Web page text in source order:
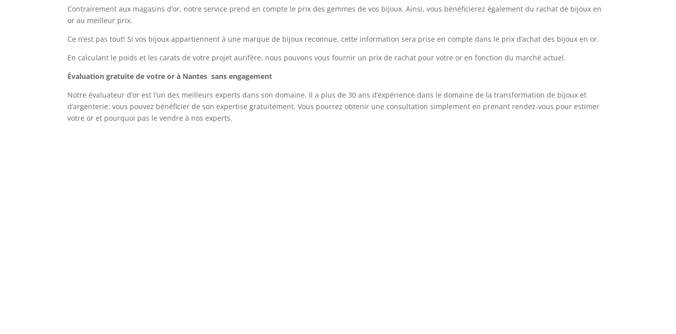
Contrairement aux magasins d’or, notre service prend en compte le prix des gemmes de vos bijoux. Ainsi, vous bénéficierez également du rachat de bijoux en
or au meilleur prix.
Ce n’est pas tout! Si vos bijoux appartiennent à une marque de bijoux reconnue, cette information sera prise en compte dans le prix d’achat des bijoux en or.
En calculant le poids et les carats de votre projet aurifère, nous pouvons vous fournir un prix de rachat pour votre or en fonction du marché actuel.
Évaluation gratuite de votre or à Nantes sans engagement
Notre évaluateur d’or est l’un des meilleurs experts dans son domaine. Il a plus de 30 ans d’expérience dans le domaine de la transformation de bijoux et
d’argenterie: vous pouvez bénéficier de son expertise gratuitement. Vous pourrez obtenir une consultation simplement en prenant rendez-vous pour estimer
votre or et pourquoi pas le vendre à nos experts.